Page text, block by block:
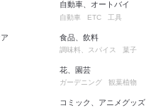
自動車、オートバイ
自動車 ETC 工具
食品、飲料
調味料、スパイス 菓子
花、園芸
ガーデニング 観葉植物
コミック、アニメグッズ